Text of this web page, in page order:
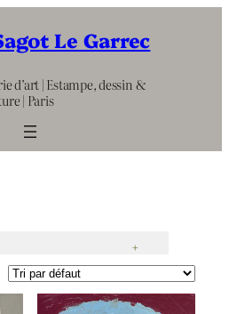
Le Garrec
d’art | Estampe, dessin &
| Paris
+